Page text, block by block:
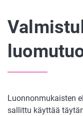
Luonnonmukaisten
sallittu käyttää